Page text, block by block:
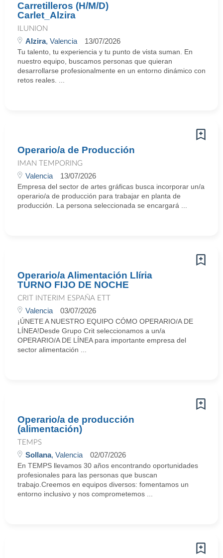
Carretilleros (H/M/D)
Carlet_Alzira
ILUNION
Alzira, Valencia 13/07/2026
Tu talento, tu experiencia y tu punto de vista suman. En
nuestro equipo, buscamos personas que quieran
desarrollarse profesionalmente en un entorno dinámico con
retos reales. ...
Operario/a de Producción
IMAN TEMPORING
Valencia 13/07/2026
Empresa del sector de artes gráficas busca incorporar un/a
operario/a de producción para trabajar en planta de
producción. La persona seleccionada se encargará ...
Operario/a Alimentación Llíria
TURNO FIJO DE NOCHE
CRIT INTERIM ESPAÑA ETT
Valencia 03/07/2026
¡ÚNETE A NUESTRO EQUIPO CÓMO OPERARIO/A DE
LÍNEA!Desde Grupo Crit seleccionamos a un/a
OPERARIO/A DE LÍNEA para importante empresa del
sector alimentación ...
Operario/a de producción
(alimentación)
TEMPS
Sollana, Valencia 02/07/2026
En TEMPS llevamos 30 años encontrando oportunidades
profesionales para las personas que buscan
trabajo.Creemos en equipos diversos: fomentamos un
entorno inclusivo y nos comprometemos ...